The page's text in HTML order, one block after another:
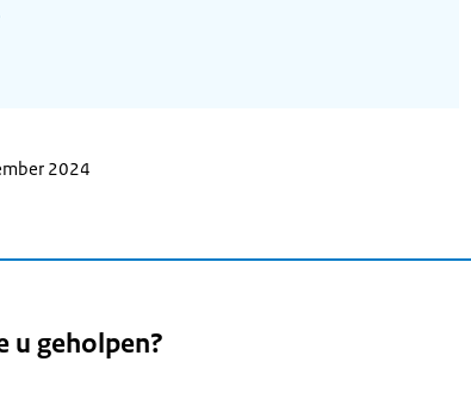
2024
u geholpen?